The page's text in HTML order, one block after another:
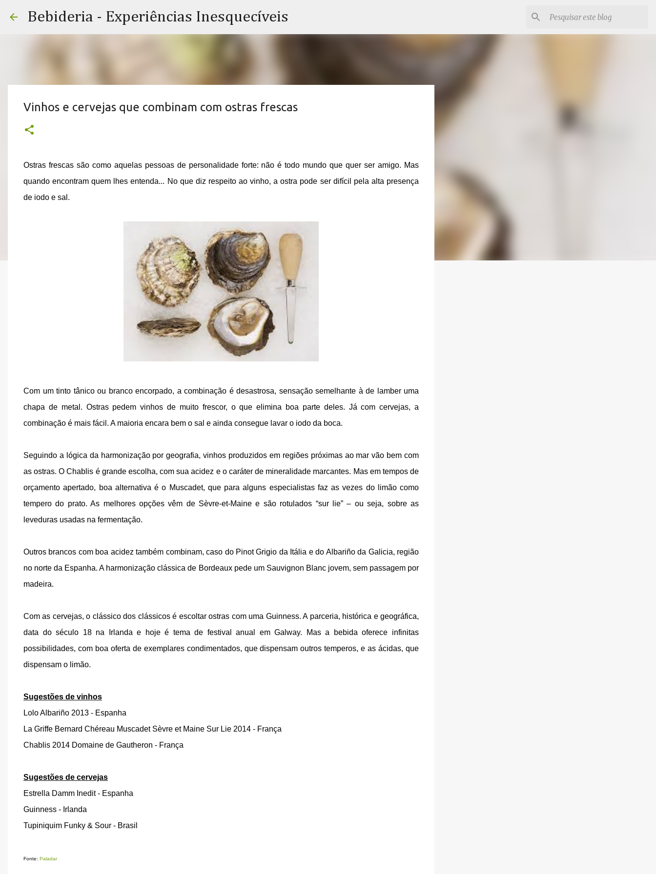
Bebideria - Experiências Inesquecíveis
Vinhos e cervejas que combinam com ostras frescas
Ostras frescas são como aquelas pessoas de personalidade forte: não é todo mundo que quer ser amigo. Mas
quando encontram quem lhes entenda... No que diz respeito ao vinho, a ostra pode ser difícil pela alta presença
de iodo e sal.
Com um tinto tânico ou branco encorpado, a combinação é desastrosa, sensação semelhante à de lamber uma
chapa de metal. Ostras pedem vinhos de muito frescor, o que elimina boa parte deles. Já com cervejas, a
combinação é mais fácil. A maioria encara bem o sal e ainda consegue lavar o iodo da boca.
Seguindo a lógica da harmonização por geografia, vinhos produzidos em regiões próximas ao mar vão bem com
as ostras. O Chablis é grande escolha, com sua acidez e o caráter de mineralidade marcantes. Mas em tempos de
orçamento apertado, boa alternativa é o Muscadet, que para alguns especialistas faz as vezes do limão como
tempero do prato. As melhores opções vêm de Sèvre-et-Maine e são rotulados “sur lie” – ou seja, sobre as
leveduras usadas na fermentação.
Outros brancos com boa acidez também combinam, caso do Pinot Grigio da Itália e do Albariño da Galicia, região
no norte da Espanha. A harmonização clássica de Bordeaux pede um Sauvignon Blanc jovem, sem passagem por
madeira.
Com as cervejas, o clássico dos clássicos é escoltar ostras com uma Guinness. A parceria, histórica e geográfica,
data do século 18 na Irlanda e hoje é tema de festival anual em Galway. Mas a bebida oferece infinitas
possibilidades, com boa oferta de exemplares condimentados, que dispensam outros temperos, e as ácidas, que
dispensam o limão.
Sugestões de vinhos
Lolo Albariño 2013 - Espanha
La Griffe Bernard Chéreau Muscadet Sèvre et Maine Sur Lie 2014 - França
Chablis 2014 Domaine de Gautheron - França
Sugestões de cervejas
Estrella Damm Inedit - Espanha
Guinness - Irlanda
Tupiniquim Funky & Sour - Brasil
Fonte: Paladar